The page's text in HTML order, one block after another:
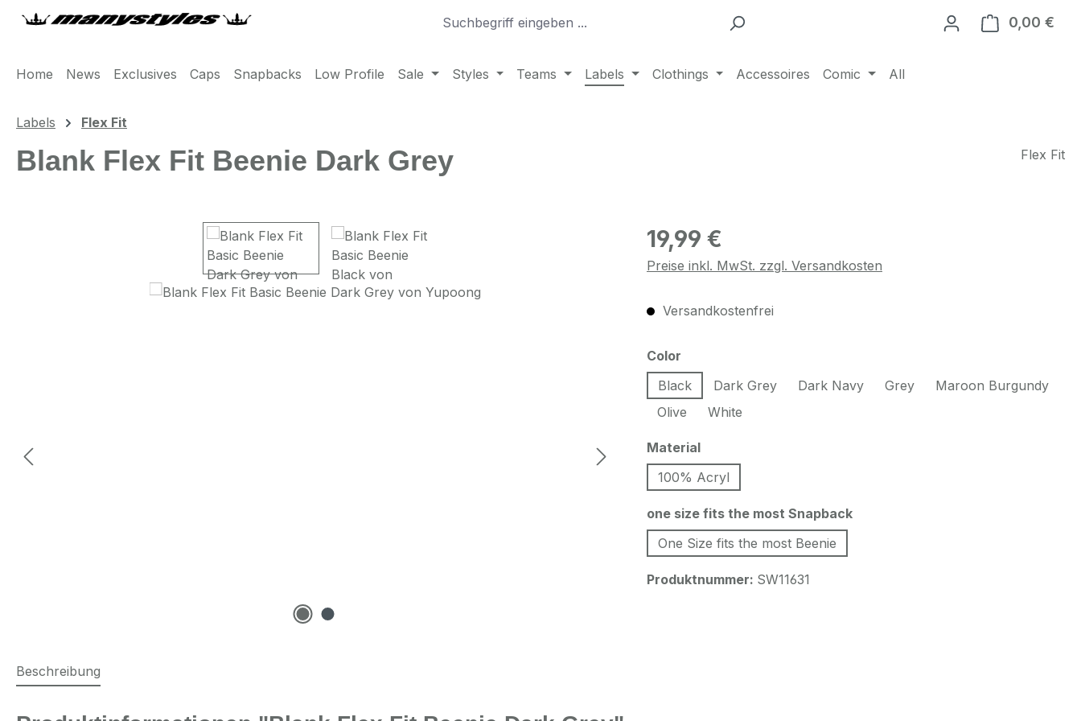
Hauptinhalt springen
Zur Suche springen
Zur Hauptnavigation springen 0,00 €
Home News Exclusives Caps Snapbacks Low Profile Sale Styles Teams Labels Clothings Accessoires Comic All
Labels Flex Fit
Blank Flex Fit Beenie Dark Grey Flex Fit
Regulärer Preis:
19,99 €
Preise inkl. MwSt. zzgl. Versandkosten
Versandkostenfrei
Color
Black
Dark Grey Dark Navy Grey
Maroon Burgundy
Olive
White
Materialauswählen
100% Acryl
one size fits the most Snapbackauswählen
One Size fits the most Beenie
Produktnummer: SW11631
Beschreibung